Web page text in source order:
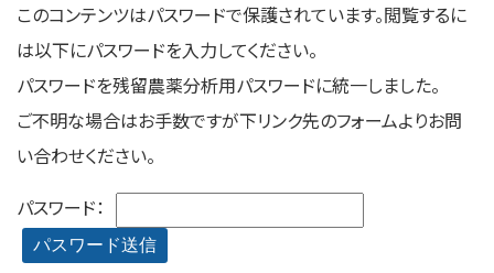
このコンテンツはパスワードで保護されています。閲覧するに
は以下にパスワードを入力してください。
パスワードを残留農薬分析用パスワードに統一しました。
ご不明な場合はお手数ですが下リンク先のフォームよりお問
い合わせください。
パスワード：